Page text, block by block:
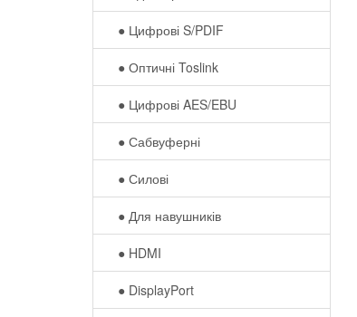
● Цифрові S/PDIF
● Оптичні Toslink
● Цифрові AES/EBU
● Сабвуферні
● Силові
● Для навушників‎
● HDMI
● DisplayPort